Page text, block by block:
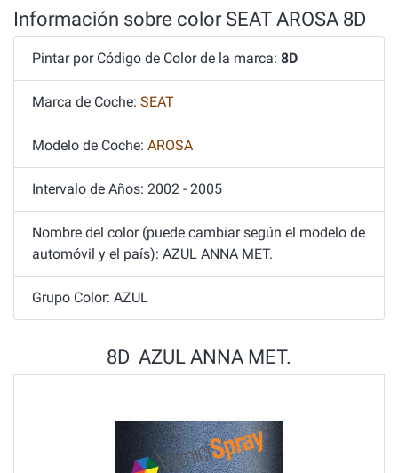
Información sobre color SEAT AROSA 8D
Pintar por Código de Color de la marca: 8D
Marca de Coche: SEAT
Modelo de Coche: AROSA
Intervalo de Años: 2002 - 2005
Nombre del color (puede cambiar según el modelo de
automóvil y el país): AZUL ANNA MET.
Grupo Color: AZUL
8D AZUL ANNA MET.